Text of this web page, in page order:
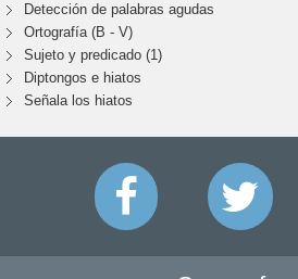
Detección de palabras agudas
Ortografía (B - V)
Sujeto y predicado (1)
Diptongos e hiatos
Señala los hiatos